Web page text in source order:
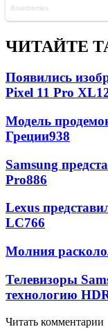
ЧИТАЙТЕ
Появились
Pixel 11 Pro XL
Модель
Греции938
Samsung
Pro886
Lexus
LC766
Молния
Телевизоры
технологию
Читать комментарии